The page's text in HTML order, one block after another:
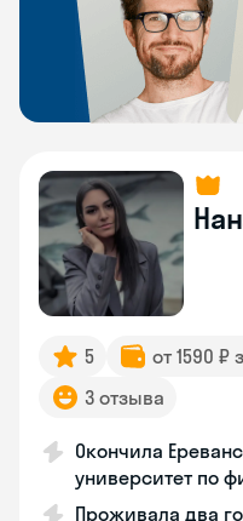
5 от 1590 ₽
3 отзыва
Окончила
университет по
Проживала два